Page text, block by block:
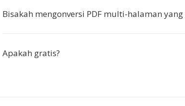
Bisakah mengonversi PDF multi-halaman yang
Apakah gratis?